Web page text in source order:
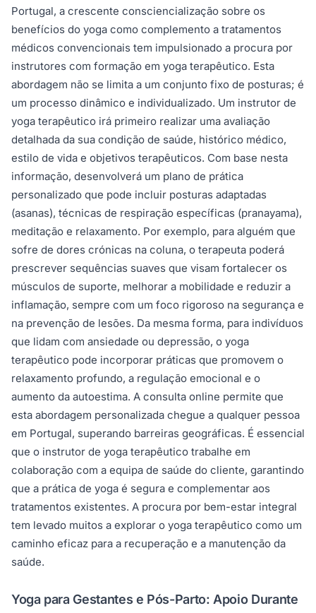
Portugal, a crescente consciencialização sobre os
benefícios do yoga como complemento a tratamentos
médicos convencionais tem impulsionado a procura por
instrutores com formação em yoga terapêutico. Esta
abordagem não se limita a um conjunto fixo de posturas; é
um processo dinâmico e individualizado. Um instrutor de
yoga terapêutico irá primeiro realizar uma avaliação
detalhada da sua condição de saúde, histórico médico,
estilo de vida e objetivos terapêuticos. Com base nesta
informação, desenvolverá um plano de prática
personalizado que pode incluir posturas adaptadas
(asanas), técnicas de respiração específicas (pranayama),
meditação e relaxamento. Por exemplo, para alguém que
sofre de dores crónicas na coluna, o terapeuta poderá
prescrever sequências suaves que visam fortalecer os
músculos de suporte, melhorar a mobilidade e reduzir a
inflamação, sempre com um foco rigoroso na segurança e
na prevenção de lesões. Da mesma forma, para indivíduos
que lidam com ansiedade ou depressão, o yoga
terapêutico pode incorporar práticas que promovem o
relaxamento profundo, a regulação emocional e o
aumento da autoestima. A consulta online permite que
esta abordagem personalizada chegue a qualquer pessoa
em Portugal, superando barreiras geográficas. É essencial
que o instrutor de yoga terapêutico trabalhe em
colaboração com a equipa de saúde do cliente, garantindo
que a prática de yoga é segura e complementar aos
tratamentos existentes. A procura por bem-estar integral
tem levado muitos a explorar o yoga terapêutico como um
caminho eficaz para a recuperação e a manutenção da
saúde.
Yoga para Gestantes e Pós-Parto: Apoio Durante